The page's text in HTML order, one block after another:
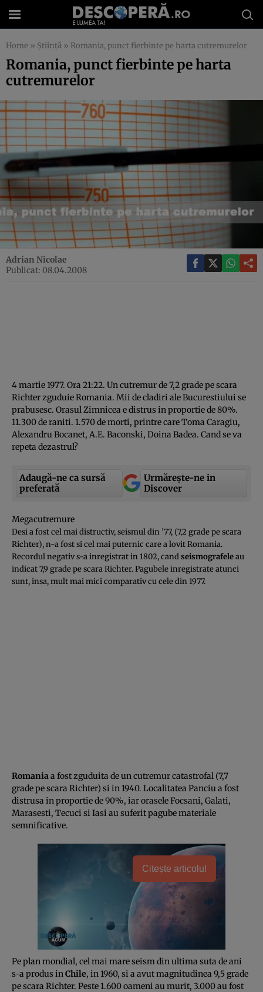
Home » Știință » Romania, punct fierbinte pe harta cutremurelor
Romania, punct fierbinte pe harta
cutremurelor
Adrian Nicolae
Publicat: 08.04.2008
4 martie 1977. Ora 21:22. Un cutremur de 7,2 grade pe scara
Richter zguduie Romania. Mii de cladiri ale Bucurestiului se
prabusesc. Orasul Zimnicea e distrus in proportie de 80%.
11.300 de raniti. 1.570 de morti, printre care Toma Caragiu,
Alexandru Bocanet, A.E. Baconski, Doina Badea. Cand se va
repeta dezastrul?
Adaugă-ne ca sursă
preferată
Urmărește-ne in
Discover
Megacutremure
Desi a fost cel mai distructiv, seismul din ’77, (7,2 grade pe scara
Richter), n-a fost si cel mai puternic care a lovit Romania.
Recordul negativ s-a inregistrat in 1802, candseismografeleau
indicat 7,9 grade pe scara Richter. Pagubele inregistrate atunci
sunt, insa, mult mai mici comparativ cu cele din 1977.
Romaniaa fost zguduita de un cutremur catastrofal (7,7
grade pe scara Richter) si in 1940. Localitatea Panciu a fost
distrusa in proportie de 90%, iar orasele Focsani, Galati,
Marasesti, Tecuci si Iasi au suferit pagube materiale
semnificative.
Citește articolul
Pe plan mondial, cel mai mare seism din ultima suta de ani
s-a produs inChile, in 1960, si a avut magnitudinea 9,5 grade
pe scara Richter. Peste 1.600 oameni au murit, 3.000 au fost